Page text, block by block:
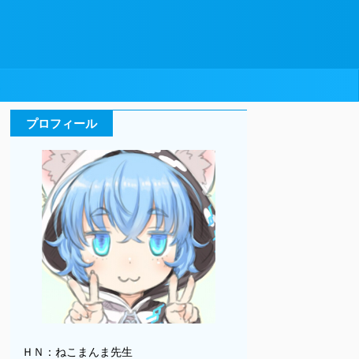
プロフィール
ＨＮ：ねこまんま先生